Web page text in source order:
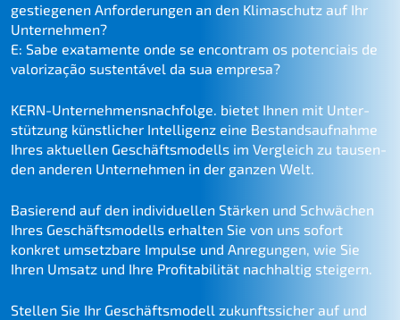
gestie­ge­nen Anfor­de­run­gen an den Klima­schutz auf Ihr
Unter­neh­men?
E: Sabe exata­men­te onde se encon­tram os poten­ciais de
valori­za­ção susten­tá­vel da sua empresa?
KERN-Unternehmens­nachfolge. bietet Ihnen mit Unter­
stüt­zung künst­li­cher Intel­li­genz eine Bestands­auf­nah­me
Ihres aktuel­len Geschäfts­mo­dells im Vergleich zu tausen­
den anderen Unter­neh­men in der ganzen Welt.
Basie­rend auf den indivi­du­el­len Stärken und Schwä­chen
Ihres Geschäfts­mo­dells erhal­ten Sie von uns sofort
konkret umsetz­ba­re Impul­se und Anregun­gen, wie Sie
Ihren Umsatz und Ihre Profi­ta­bi­li­tät nachhal­tig steigern.
Stellen Sie Ihr Geschäfts­mo­dell zukunfts­si­cher auf und